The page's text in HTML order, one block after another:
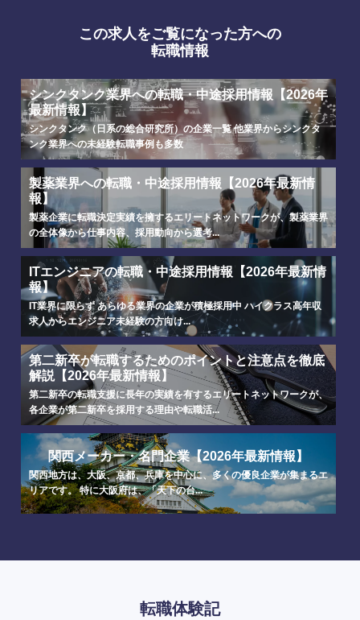
選択する
選択する
選択する
選択する
この求人をご覧になった方への
転職情報
シンクタンク業界への転職・中途採用情報【2026年
最新情報】
シンクタンク（日系の総合研究所）の企業一覧 他業界からシンクタ
ンク業界への未経験転職事例も多数
製薬業界への転職・中途採用情報【2026年最新情
報】
製薬企業に転職決定実績を擁するエリートネットワークが、製薬業界
の全体像から仕事内容、採用動向から選考...
ITエンジニアの転職・中途採用情報【2026年最新情
報】
IT業界に限らず あらゆる業界の企業が積極採用中 ハイクラス高年収
求人からエンジニア未経験の方向け...
第二新卒が転職するためのポイントと注意点を徹底
解説【2026年最新情報】
第二新卒の転職支援に長年の実績を有するエリートネットワークが、
各企業が第二新卒を採用する理由や転職活...
関西メーカー・名門企業【2026年最新情報】
関西地方は、大阪、京都、兵庫を中心に、多くの優良企業が集まるエ
リアです。 特に大阪府は、「天下の台...
転職体験記